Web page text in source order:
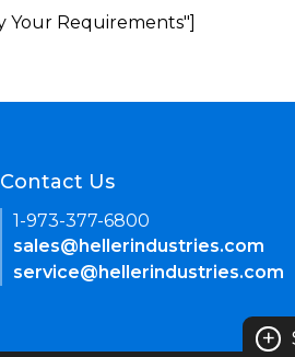
Your Requirements"]
Contact Us
1-973-377-6800
sales@hellerindustries.com
service@hellerindustries.com
+